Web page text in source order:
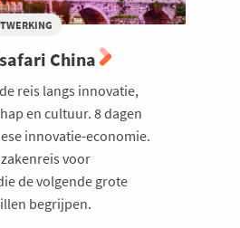
China
reis langs innovatie,
en cultuur. 8 dagen
innovatie-economie.
voor
de volgende grote
begrijpen.